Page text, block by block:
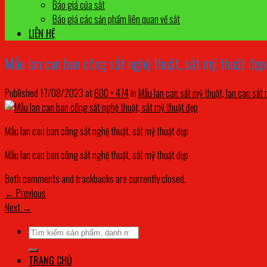
Báo giá cửa sắt
Báo giá các sản phẩm liên quan về sắt
LIÊN HỆ
Mẫu lan can ban công sắt nghệ thuật, sắt mỹ thuật đẹp
Published17/08/2023at600 × 474inMẫu lan can sắt mỹ thuật, lan can sắt
Mẫu lan can ban công sắt nghệ thuật, sắt mỹ thuật đẹp
Mẫu lan can ban công sắt nghệ thuật, sắt mỹ thuật đẹp
Both comments and trackbacks are currently closed.
← Previous
Next →
Tìm
kiếm:
TRANG CHỦ